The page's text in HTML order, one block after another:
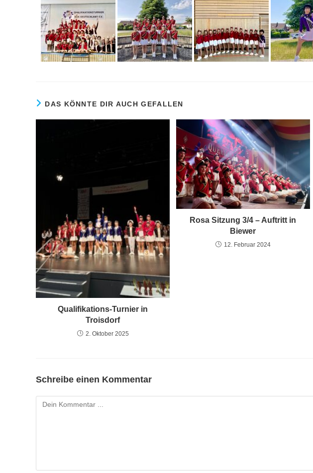
DAS KÖNNTE DIR AUCH GEFALLEN
Qualifikations-Turnier in
Troisdorf
2. Oktober 2025
Rosa Sitzung 3/4 – Auftritt in
Biewer
12. Februar 2024
Schreibe einen Kommentar